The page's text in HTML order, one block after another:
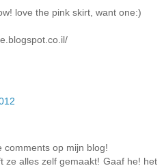
love the pink skirt, want one:)
comments op mijn blog!
ze alles zelf gemaakt! Gaaf he! het